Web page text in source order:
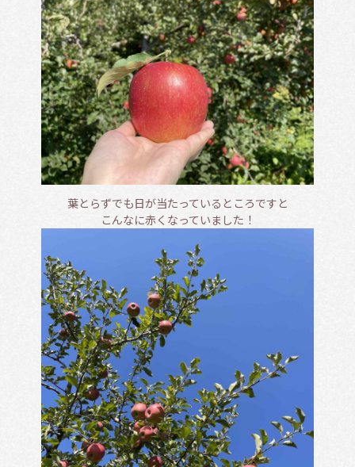
葉とらずでも日が当たっているところですと
こんなに赤くなっていました！